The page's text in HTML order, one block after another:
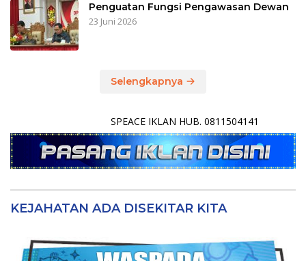
Penguatan Fungsi Pengawasan Dewan
23 Juni 2026
Selengkapnya
SPEACE IKLAN HUB. 0811504141
KEJAHATAN ADA DISEKITAR KITA